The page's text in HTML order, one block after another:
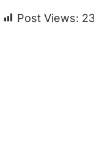
Post Views: